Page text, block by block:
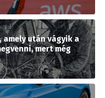
amely után vágyik a
mert még